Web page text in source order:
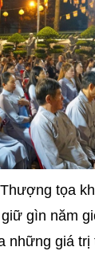
tọa
gìn năm
những giá trị